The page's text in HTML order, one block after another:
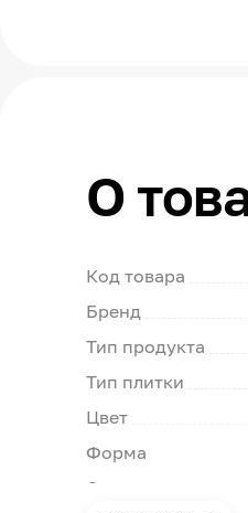
О
Код товара
Бренд
Тип продукта
Тип плитки
Цвет
Форма
Страна